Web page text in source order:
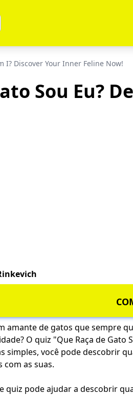
I? Discover Your Inner Feline Now!
Sou Eu?
amante de gatos que sempre
O quiz "Que Raça de
simples, você pode descobrir
com as suas.
quiz pode ajudar a descobrir